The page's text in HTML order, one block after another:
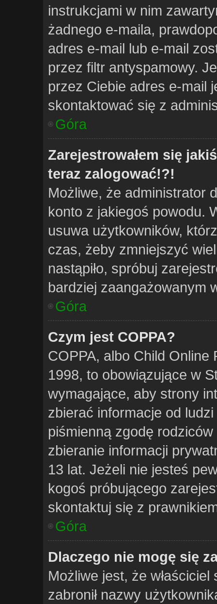
instrukcjami w nim
żadnego e-maila,
adres e-mail lub e-mail
przez filtr antyspamowy.
przez Ciebie adres e-mail
skontaktować się z
Góra
Zarejestrowałem się
teraz zalogować!?!
Możliwe, że administrator
konto z jakiegoś powodu.
usuwa użytkowników,
czas, żeby zmniejszyć
nastąpiło, spróbuj
bardziej zaangażowanym
Góra
Czym jest COPPA?
COPPA, albo Child
1998, to obowiązujące w
wymagające, aby strony
zbierać informacje od
piśmienną zgodę
zbieranie informacji
13 lat. Jeżeli nie jesteś
kogoś próbującego
skontaktuj się z
Góra
Dlaczego nie mogę się
Możliwe jest, że właściciel
zabronił nazwy